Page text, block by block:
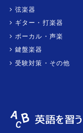
弦楽器
ギター・打楽器
ボーカル・声楽
鍵盤楽器
受験対策・その他